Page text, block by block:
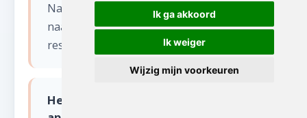
Ik ga akkoord
Ik weiger
Wijzig mijn voorkeuren
Namen. Recycleerbaar materiaal gaat
naar erkende verwerkingscentra. Enkel
restafval wordt afgevoerd.
Hebben jullie een verhuislift voor